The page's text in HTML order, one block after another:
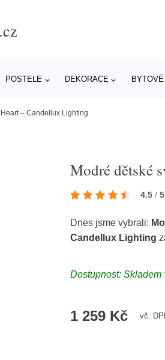
POSTELE DEKORACE
– Candellux Lighting
Modré dětské
4.5 / 5
Dnes jsme vybrali:
Candellux Lighting
Dostupnost: Skladem
1 259 Kč vč.